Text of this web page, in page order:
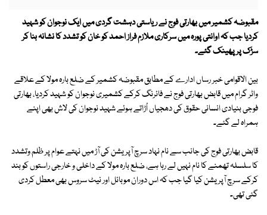
مقبوضہ کشمیر میں بھارتی فوج نے ریاستی دہشت گردی میں ایک نوجوان کو شہید
کردیا جب کہ اوانتی پورہ میں سرکاری ملازم فراز احمد کو خان کو تشدد کا نشانہ بنا کر
سڑک پر پھینک گئے۔
بین الاقوامی خبر رساں ادارے کے مطابق مقبوضہ کشمیر کے ضلع بارہ مولا کے علاقے
واٹر گرام میں قابض بھارتی فوج نے فائرنگ کرکے کشمیری نوجوان کو شہید کردیا، بھارتی
فوجی بنیادی انسانی حقوق کی دھجیاں اُڑاتے ہوئے شہید نوجوان کی لاش بھی اپنے
ہمراہ لے گئے۔
قابض بھارتی فوج کی جانب سے نام نہاد سرچ آپریشن کی آڑ میں نہتے عوام پر ظلم وتشدد
کا سلسلہ تھمنے کا نام نہیں لے رہا ہے، ضلع بارہ مولا کے داخلی و خارجی راستوں کو بند
کرکے سرچ آپریشن کیا گیا جب کہ اس دوران موبائل اور نیٹ سروس بھی معطل کردی
گئی تھی۔